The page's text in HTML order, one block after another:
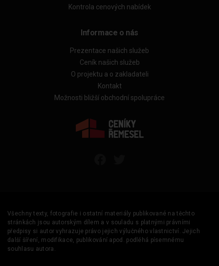
Kontrola cenových nabídek
Informace o nás
Prezentace našich služeb
Ceník našich služeb
O projektu a o zakladateli
Kontakt
Možnosti bližší obchodní spolupráce
Všechny texty, fotografie i ostatní materiály publikované na těchto
stránkách jsou autorským dílem a v souladu s platnými právními
předpisy si autor vyhrazuje právo jejich výlučného vlastnictví. Jejich
další šíření, modifikace, publikování apod. podléhá písemnému
souhlasu autora.